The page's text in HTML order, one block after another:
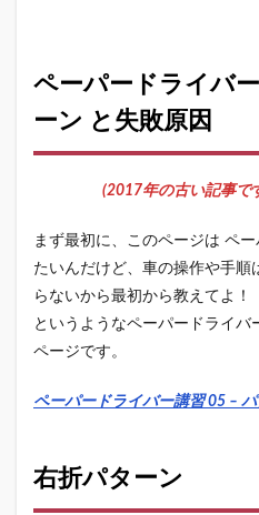
ペーパードライバ
ーン と失敗原因
(2017年の古い記事で
まず最初に、このページは ペ
たいんだけど、車の操作や手順
らないから最初から教えてよ！
というようなペーパードライ
ページです。
ペーパードライバー講習 05 –
右折パターン